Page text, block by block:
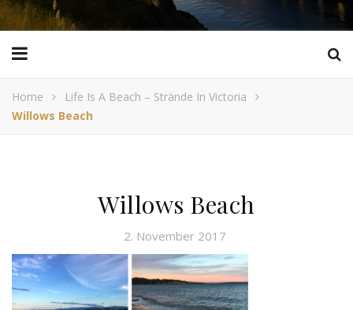
Home
Life Is A Beach – Strände In Victoria
Willows Beach
Willows Beach
2. November 2017